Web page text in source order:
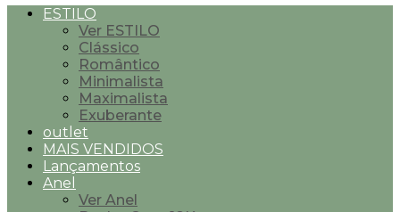
ESTILO
Ver ESTILO
Clássico
Romântico
Minimalista
Maximalista
Exuberante
outlet
MAIS VENDIDOS
Lançamentos
Anel
Ver Anel